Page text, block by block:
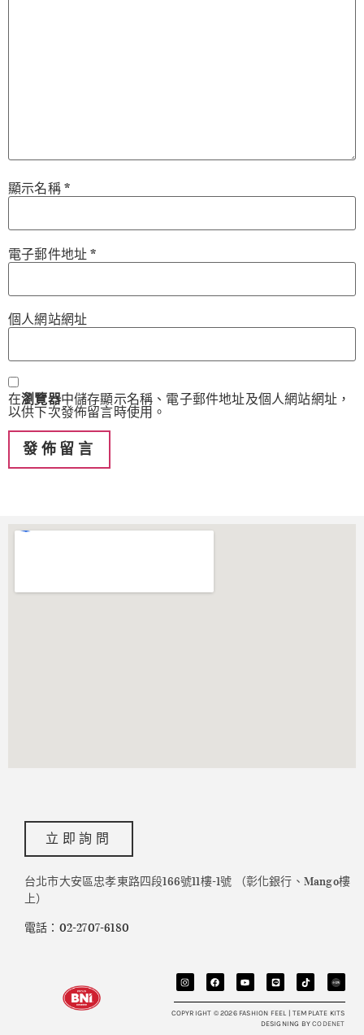
顯示名稱 *
電子郵件地址*
個人網站網址
在瀏覽器中儲存顯示名稱、電子郵件地址及個人網站網址，
以供下次發佈留言時使用。
立即詢問
台北市大安區忠孝東路四段166號11樓-1號 （彰化銀行、Mango樓
上）
電話：02-2707-6180
COPYRIGHT © 2026 FASHION FEEL | TEMPLATE KITS
DESIGNING BYCODENET​